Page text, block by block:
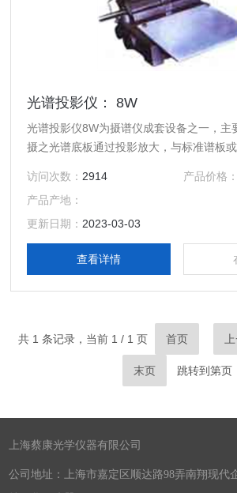
光谱投影仪： 8W
光谱投影仪8W为摄谱仪成套设备之一，主
摄之光谱底板通过投影放大，与标准谱板或
访问次数： 2914 产品价格：
产品产地：
更新日期： 2023-03-03
查看详情
共 1 条记录，当前 1 / 1 页 首页
末页 跳转到第页
上海蔡康光学仪器有限公司
公司地址：上海市嘉定区顺达路98弄南翔现